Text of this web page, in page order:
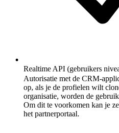
Realtime API (gebruikers
Autorisatie met de CRM-
op, als je de profielen wilt
organisatie, worden de
Om dit te voorkomen kan je
het partnerportaal.